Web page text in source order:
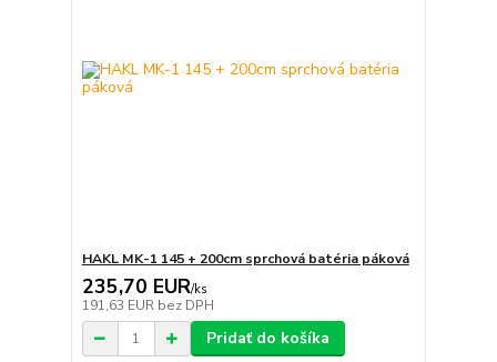
HAKL MK-1 145 + 200cm sprchová batéria páková
235,70 EUR/ks
191,63 EUR bez DPH
Pridať do košíka